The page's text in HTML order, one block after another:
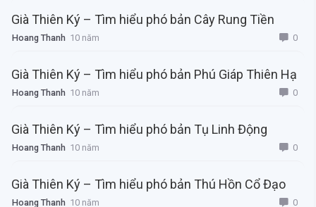
Già Thiên Ký – Tìm hiểu phó bản Cây Rung Tiền
Hoang Thanh 10 năm 0
Già Thiên Ký – Tìm hiểu phó bản Phú Giáp Thiên Hạ
Hoang Thanh 10 năm 0
Già Thiên Ký – Tìm hiểu phó bản Tụ Linh Động
Hoang Thanh 10 năm 0
Già Thiên Ký – Tìm hiểu phó bản Thú Hồn Cổ Đạo
Hoang Thanh 10 năm 0